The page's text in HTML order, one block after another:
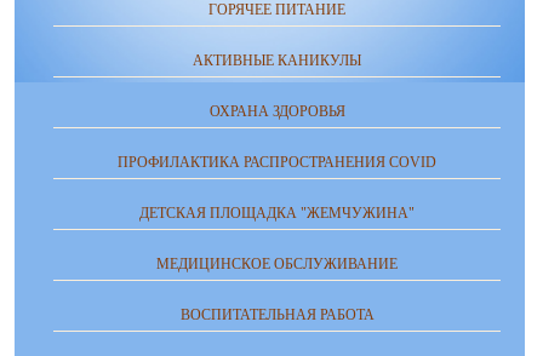
ГОРЯЧЕЕ ПИТАНИЕ
АКТИВНЫЕ КАНИКУЛЫ
ОХРАНА ЗДОРОВЬЯ
ПРОФИЛАКТИКА РАСПРОСТРАНЕНИЯ COVID
ДЕТСКАЯ ПЛОЩАДКА "ЖЕМЧУЖИНА"
МЕДИЦИНСКОЕ ОБСЛУЖИВАНИЕ
ВОСПИТАТЕЛЬНАЯ РАБОТА